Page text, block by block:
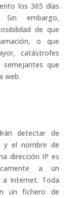
los 365 días
embargo,
de que
o que
catástrofes
semejantes que
web.
detectar de
y el nombre de
dirección IP es
a un
Internet. Toda
un fichero de